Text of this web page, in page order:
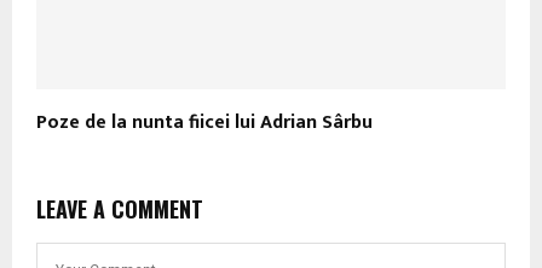
Poze de la nunta fiicei lui Adrian Sârbu
LEAVE A COMMENT